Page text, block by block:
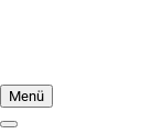
Menü